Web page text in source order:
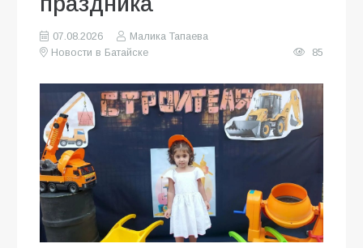
07.08.2026
Малика Тапаева
Новости в Батайске
85